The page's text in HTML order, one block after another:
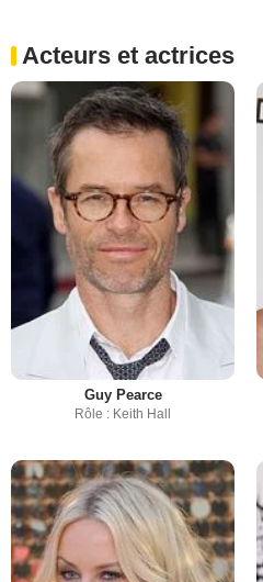
Acteurs et actrices
Guy Pearce
Rôle : Keith Hall